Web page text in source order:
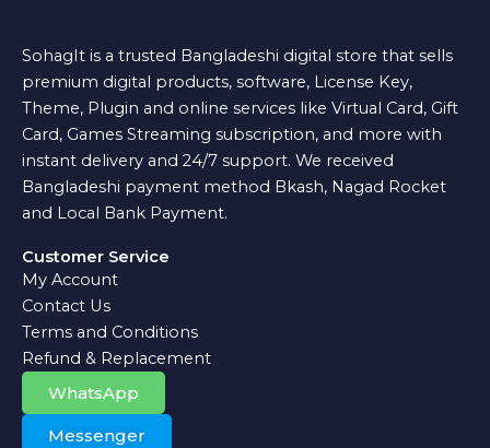
SohagIt is a trusted Bangladeshi digital store that sells
premium digital products, software, License Key,
Theme, Plugin and online services like Virtual Card, Gift
Card, Games Streaming subscription, and more with
instant delivery and 24/7 support. We received
Bangladeshi payment method Bkash, Nagad Rocket
and Local Bank Payment.
Customer Service
My Account
Contact Us
Terms and Conditions
Refund & Replacement
WhatsApp
Messenger